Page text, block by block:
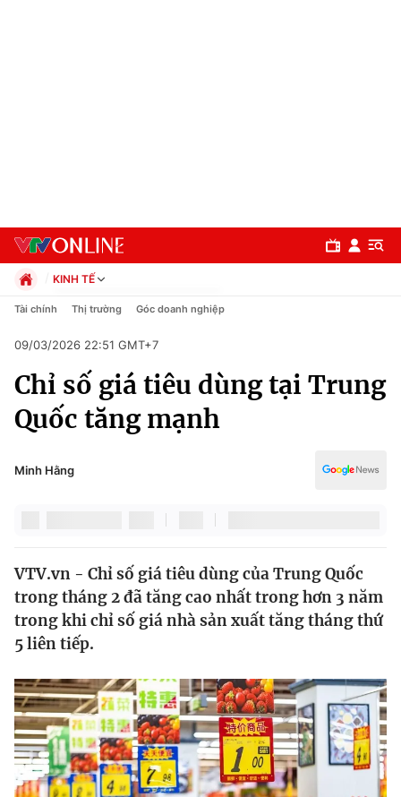
Chuyên mục
Chính trị
Thế giới
Tin tức
Thế giới đó đây
Câu chuyện quốc tế
Tài chính
Thị trường
Góc doanh nghiệp
Dữ liệu và đời sống
Truyền hình
KINH TẾ
Chính trị
Pháp luật
Kinh tế
Thể thao
Truyền hình
Y tế
Tài chính Thị trường Góc doanh nghiệp
09/03/2026 22:51 GMT+7
Chỉ số giá tiêu dùng tại Trung
Quốc tăng mạnh
Minh Hằng
VTV.vn - Chỉ số giá tiêu dùng của Trung Quốc
trong tháng 2 đã tăng cao nhất trong hơn 3 năm
trong khi chỉ số giá nhà sản xuất tăng tháng thứ
5 liên tiếp.